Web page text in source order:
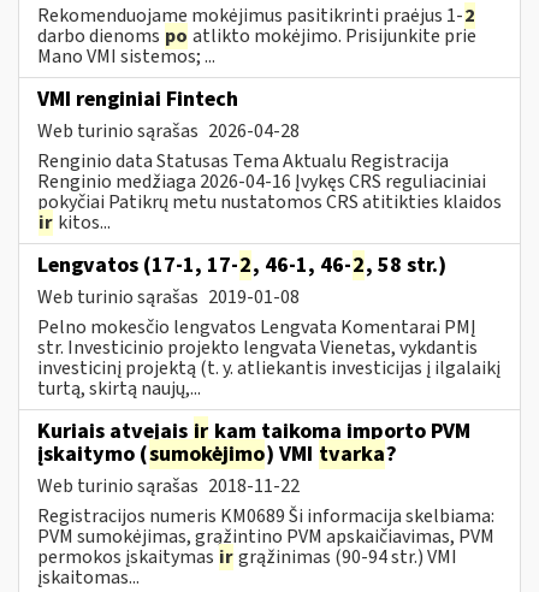
Rekomenduojame mokėjimus pasitikrinti praėjus 1-2
darbo dienoms po atlikto mokėjimo. Prisijunkite prie
Mano VMI sistemos; ...
VMI renginiai Fintech
Web turinio sąrašas 2026-04-28
Renginio data Statusas Tema Aktualu Registracija
Renginio medžiaga 2026-04-16 Įvykęs CRS reguliaciniai
pokyčiai Patikrų metu nustatomos CRS atitikties klaidos
ir kitos...
Lengvatos (17-1, 17-2, 46-1, 46-2, 58 str.)
Web turinio sąrašas 2019-01-08
Pelno mokesčio lengvatos Lengvata Komentarai PMĮ
str. Investicinio projekto lengvata Vienetas, vykdantis
investicinį projektą (t. y. atliekantis investicijas į ilgalaikį
turtą, skirtą naujų,...
Kuriais atvejais ir kam taikoma importo PVM
įskaitymo (sumokėjimo) VMI tvarka?
Web turinio sąrašas 2018-11-22
Registracijos numeris KM0689 Ši informacija skelbiama:
PVM sumokėjimas, grąžintino PVM apskaičiavimas, PVM
permokos įskaitymas irgrąžinimas (90-94 str.) VMI
įskaitomas...